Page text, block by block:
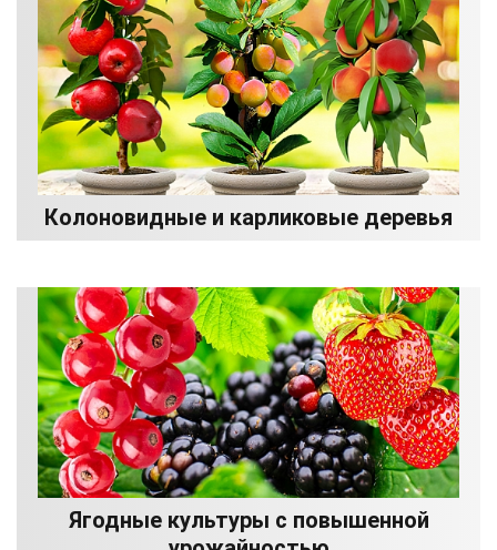
Колоновидные и карликовые деревья
Ягодные культуры с повышенной